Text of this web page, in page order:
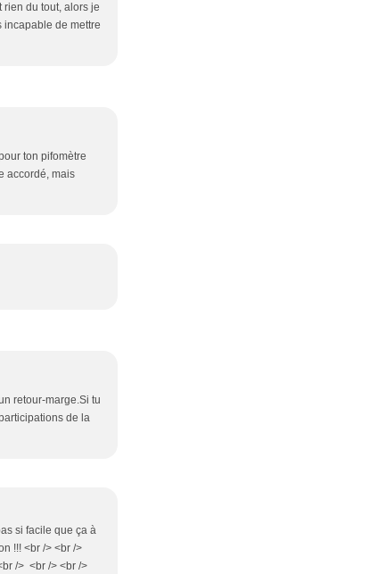
rien du tout, alors je
incapable de mettre
ton pifomètre
accordé, mais
retour-marge.Si tu
de la
si facile que ça à
!!! <br /> <br />
/> <br /> <br />